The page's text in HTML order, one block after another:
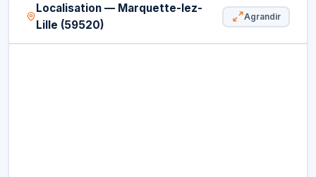
Localisation — Marquette-lez-
Lille (59520)
Agrandir